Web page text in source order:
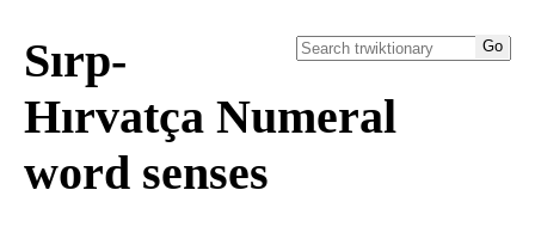
Sırp-
Hırvatça Numeral
word senses